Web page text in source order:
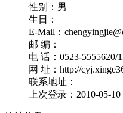
性别：男
生日：
E-Mail：
邮 编：
电 话：0523-5555620/
网 址：http://
联系地址：
上次登录：2010-05-10